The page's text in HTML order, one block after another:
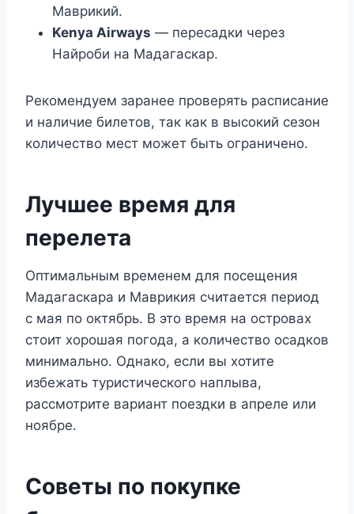
Маврикий.
Kenya Airways — пересадки через
Найроби на Мадагаскар.
Рекомендуем заранее проверять расписание
и наличие билетов, так как в высокий сезон
количество мест может быть ограничено.
Лучшее время для
перелета
Оптимальным временем для посещения
Мадагаскара и Маврикия считается период
с мая по октябрь. В это время на островах
стоит хорошая погода, а количество осадков
минимально. Однако, если вы хотите
избежать туристического наплыва,
рассмотрите вариант поездки в апреле или
ноябре.
Советы по покупке